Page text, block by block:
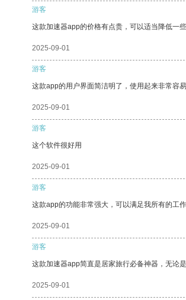
游客
这款加速器app的价格有点贵，可以适当降低一
2025-09-01
游客
这款app的用户界面简洁明了，使用起来非常容
2025-09-01
游客
这个软件很好用
2025-09-01
游客
这款app的功能非常强大，可以满足我所有的工
2025-09-01
游客
这款加速器app简直是居家旅行必备神器，无论
2025-09-01